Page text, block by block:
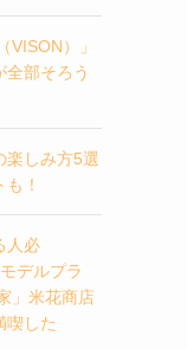
VISON）」
部そろう
楽しみ方5選
！
人必
デルプラ
」米花商店
喫した